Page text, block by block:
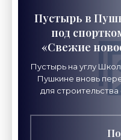
Пустырь в
под
«Свежие
Пустырь на углу
Пушкине вновь
для